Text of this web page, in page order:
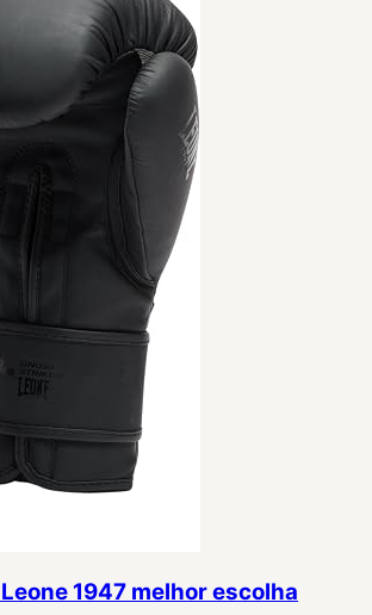
1947 melhor escolha